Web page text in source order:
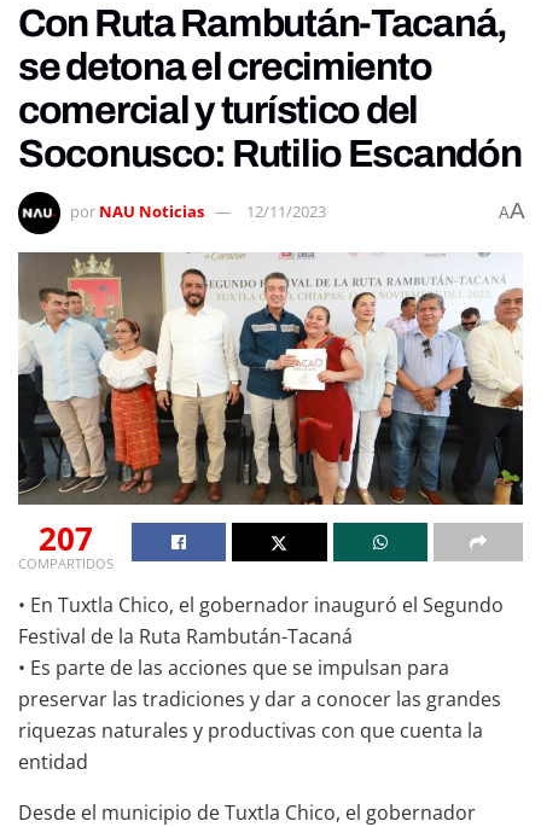
Con Ruta Rambután-Tacaná,
se detona el crecimiento
comercial y turístico del
Soconusco: Rutilio Escandón
por NAU Noticias 12/11/2023 AA
207
COMPARTIDOS
• En Tuxtla Chico, el gobernador inauguró el Segundo
Festival de la Ruta Rambután-Tacaná
• Es parte de las acciones que se impulsan para
preservar las tradiciones y dar a conocer las grandes
riquezas naturales y productivas con que cuenta la
entidad
Desde el municipio de Tuxtla Chico, el gobernador